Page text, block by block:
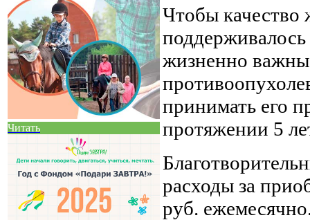
Читать
Чтобы
жизненно важны
принимать его
протяжении 5
расходы за
руб.